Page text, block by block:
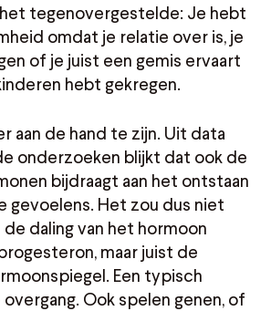
tegenovergestelde: Je hebt
omdat je relatie over is, je
of je juist een gemis ervaart
hebt gekregen.
aan de hand te zijn. Uit data
onderzoeken blijkt dat ook de
bijdraagt aan het ontstaan
gevoelens. Het zou dus niet
daling van het hormoon
maar juist de
Een typisch
Ook spelen genen, of